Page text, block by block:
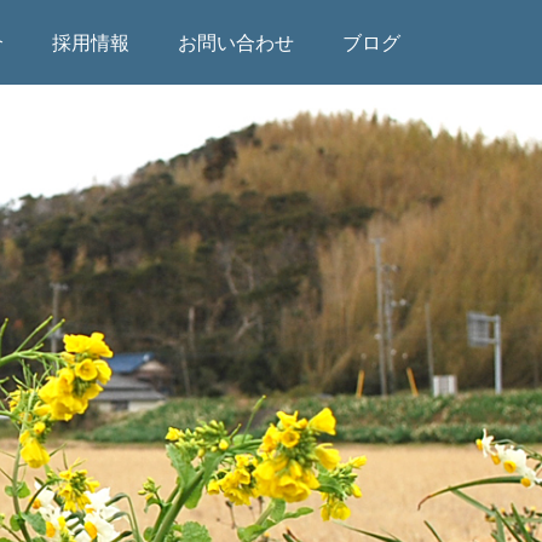
採用情報 お問い合わせ ブログ